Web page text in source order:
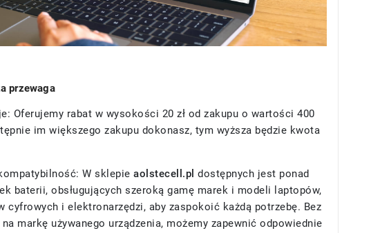
przewaga
Oferujemy rabat w wysokości 20 zł od zakupu o wartości 400
im większego zakupu dokonasz, tym wyższa będzie kwota
W sklepieaolstecell.pl dostępnych jest ponad
baterii, obsługujących szeroką gamę marek i modeli laptopów,
cyfrowych i elektronarzędzi, aby zaspokoić każdą potrzebę. Bez
markę używanego urządzenia, możemy zapewnić odpowiednie